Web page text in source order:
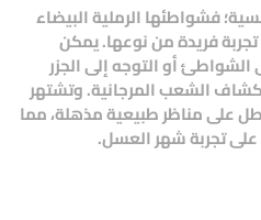
فشواطئها الرملية البيضاء
فريدة من نوعها. يمكن
أو التوجه إلى الجزر
الشعب المرجانية. وتشتهر
على مناظر طبيعية مذهلة، مما
تجربة شهر العسل.